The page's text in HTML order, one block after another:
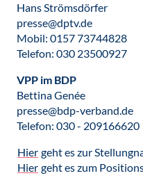
Hans Strömsdörfer
presse@dptv.de
Mobil: 0157 73744828
Telefon: 030 23500927
VPP im BDP
Bettina Genée
presse@bdp-verband.de
Telefon: 030 - 209166620
Hier geht es zur
Hier geht es zum